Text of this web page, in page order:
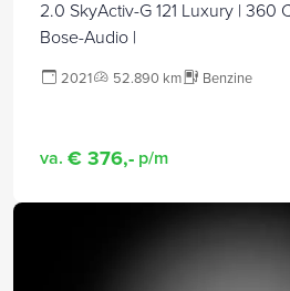
2.0 SkyActiv-G 121 Luxury | 360
Bose-Audio |
2021 52.890 km Benzine
va. € 376,- p/m